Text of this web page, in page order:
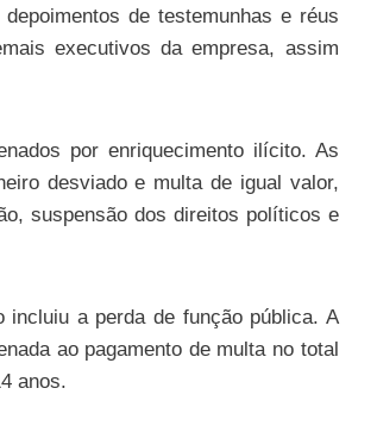
de testemunhas e réus
executivos da empresa, assim
por enriquecimento ilícito. As
desviado e multa de igual valor,
suspensão dos direitos políticos e
incluiu a perda de função pública. A
ao pagamento de multa no total
anos.